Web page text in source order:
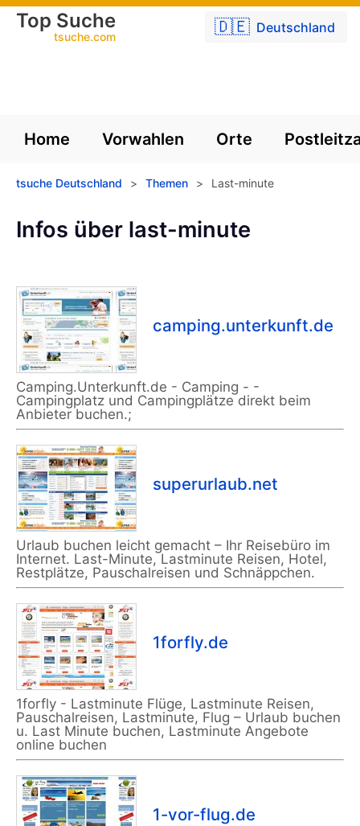
🇩🇪 Deutschland
Top Suche
tsuche.com
Home Vorwahlen Orte
tsuche Deutschland > Themen > Last-minute
Infos über last-minute
camping.unterkunft.de
Camping.Unterkunft.de - Camping - -
Campingplatz und Campingplätze direkt beim
Anbieter buchen.;
superurlaub.net
Urlaub buchen leicht gemacht – Ihr Reisebüro im
Internet. Last-Minute, Lastminute Reisen, Hotel,
Restplätze, Pauschalreisen und Schnäppchen.
1forfly.de
1forfly - Lastminute Flüge, Lastminute Reisen,
Pauschalreisen, Lastminute, Flug – Urlaub buchen
u. Last Minute buchen, Lastminute Angebote
online buchen
1-vor-flug.de